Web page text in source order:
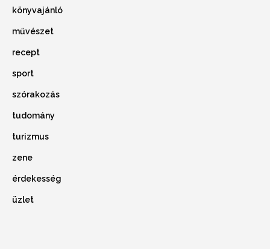
könyvajánló
művészet
recept
sport
szórakozás
tudomány
turizmus
zene
érdekesség
üzlet